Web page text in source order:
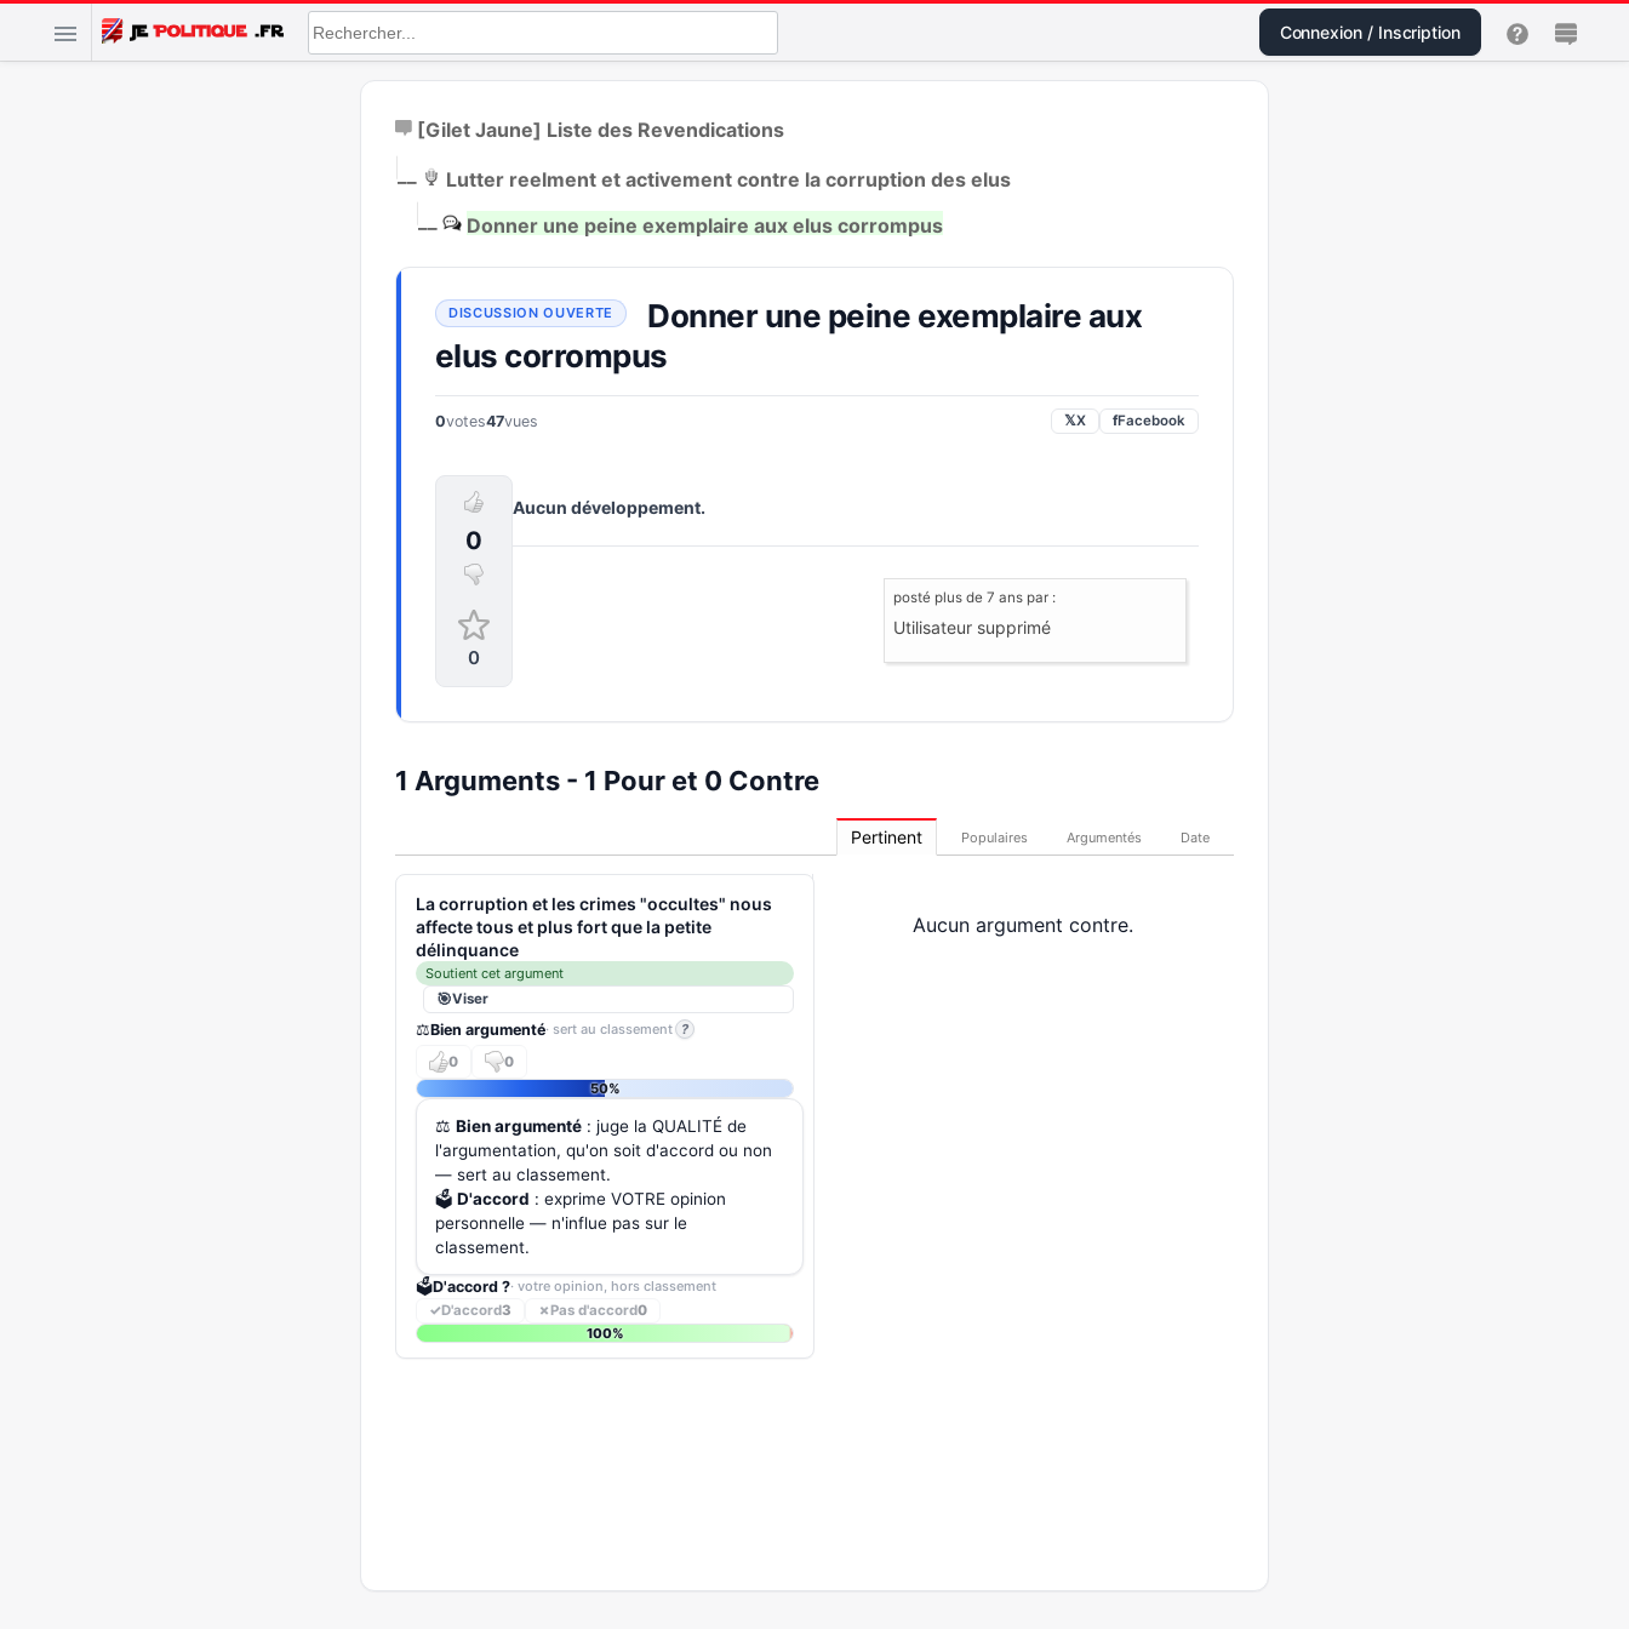
Connexion / Inscription
[Gilet Jaune] Liste des Revendications
Lutter reelment et activement contre la corruption des elus
Donner une peine exemplaire aux elus corrompus
Donner une peine exemplaire aux
elus corrompus
0votes47vues 𝕏X fFacebook
0
0
Aucun développement.
posté plus de 7 ans par :
Utilisateur supprimé
1 Arguments - 1 Pour et 0 Contre
Pertinent Populaires Argumentés Date
La corruption et les crimes "occultes" nous
affecte tous et plus fort que la petite
délinquance
Soutient cet argument
Viser
⚖️Bien argumenté· sert au classement ?
0
0
50%
⚖️ Bien argumenté : juge la QUALITÉ de
l'argumentation, qu'on soit d'accord ou non
— sert au classement.
🗳️ D'accord : exprime VOTRE opinion
personnelle — n'influe pas sur le
classement.
🗳️D'accord ?· votre opinion, hors classement
✓D'accord3 ✗ Pas d'accord0
100%
Aucun argument contre.